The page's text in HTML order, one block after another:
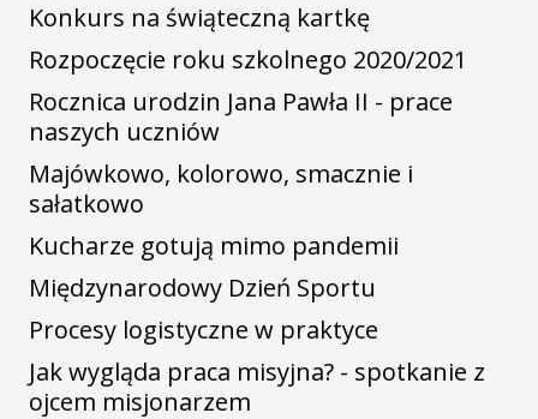
Konkurs na świąteczną kartkę
Rozpoczęcie roku szkolnego 2020/2021
Rocznica urodzin Jana Pawła II - prace
naszych uczniów
Majówkowo, kolorowo, smacznie i
sałatkowo
Kucharze gotują mimo pandemii
Międzynarodowy Dzień Sportu
Procesy logistyczne w praktyce
Jak wygląda praca misyjna? - spotkanie z
ojcem misjonarzem